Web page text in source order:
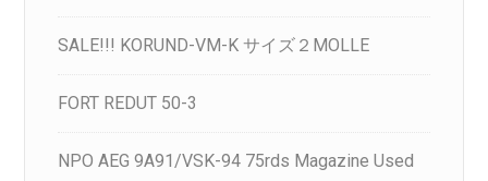
SALE!!! KORUND-VM-K サイズ２MOLLE
FORT REDUT 50-3
NPO AEG 9A91/VSK-94 75rds Magazine Used